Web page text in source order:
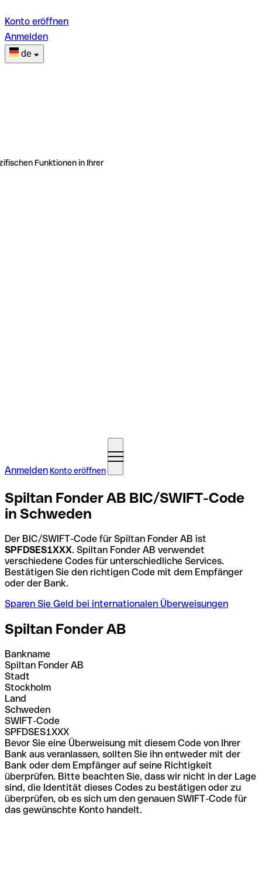
Konto eröffnen
Anmelden
de
Funktionen in Ihrer
Anmelden Konto eröffnen
Spiltan Fonder AB BIC/SWIFT-Code
in Schweden
Der BIC/SWIFT-Code für Spiltan Fonder AB ist
SPFDSES1XXX. Spiltan Fonder AB verwendet
verschiedene Codes für unterschiedliche Services.
Bestätigen Sie den richtigen Code mit dem Empfänger
oder der Bank.
Sparen Sie Geld bei internationalen Überweisungen
Spiltan Fonder AB
Bankname
Spiltan Fonder AB
Stadt
Stockholm
Land
Schweden
SWIFT-Code
SPFDSES1XXX
Bevor Sie eine Überweisung mit diesem Code von Ihrer
Bank aus veranlassen, sollten Sie ihn entweder mit der
Bank oder dem Empfänger auf seine Richtigkeit
überprüfen. Bitte beachten Sie, dass wir nicht in der Lage
sind, die Identität dieses Codes zu bestätigen oder zu
überprüfen, ob es sich um den genauen SWIFT-Code für
das gewünschte Konto handelt.